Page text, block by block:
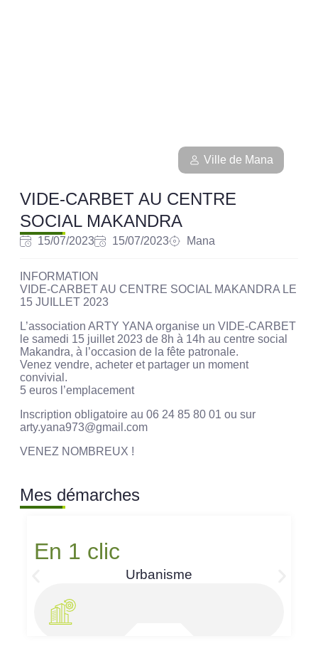
Ville de Mana
VIDE-CARBET AU CENTRE
SOCIAL MAKANDRA
15/07/2023 15/07/2023 Mana
INFORMATION
VIDE-CARBET AU CENTRE SOCIAL MAKANDRA LE
15 JUILLET 2023
L’association ARTY YANA organise un VIDE-CARBET
le samedi 15 juillet 2023 de 8h à 14h au centre social
Makandra, à l’occasion de la fête patronale.
Venez vendre, acheter et partager un moment
convivial.
5 euros l’emplacement
Inscription obligatoire au 06 24 85 80 01 ou sur
arty.yana973@gmail.com
VENEZ NOMBREUX !
Mes démarches
En 1 clic
Urbanisme